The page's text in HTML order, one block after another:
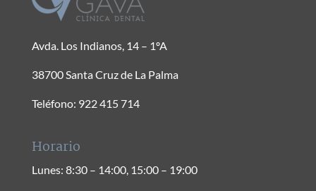
Avda. Los Indianos, 14 – 1ºA
38700 Santa Cruz de La Palma
Teléfono: 922 415 714
Horario
Lunes: 8:30 – 14:00, 15:00 – 19:00